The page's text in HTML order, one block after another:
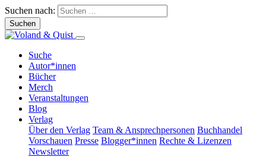
Suchen nach:
Suche
Autor*innen
Bücher
Merch
Veranstaltungen
Blog
Verlag
Über den Verlag Team & Ansprechpersonen Buchhandel
Vorschauen Presse Blogger*innen Rechte & Lizenzen
Newsletter